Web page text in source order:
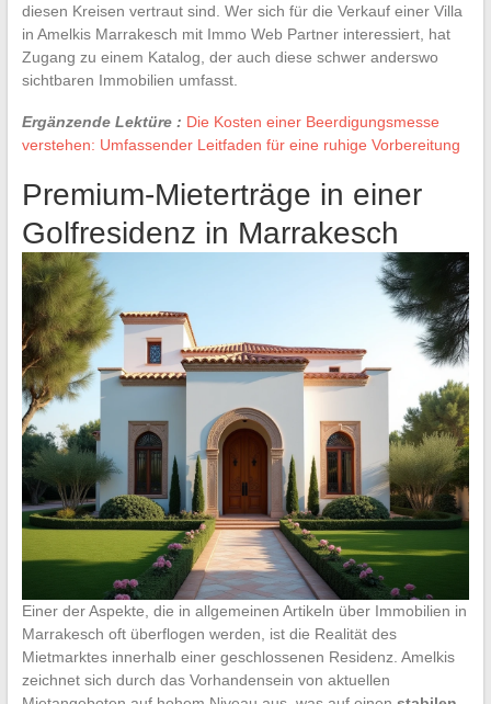
diesen Kreisen vertraut sind. Wer sich für die Verkauf einer Villa
in Amelkis Marrakesch mit Immo Web Partner interessiert, hat
Zugang zu einem Katalog, der auch diese schwer anderswo
sichtbaren Immobilien umfasst.
Ergänzende Lektüre : Die Kosten einer Beerdigungsmesse
verstehen: Umfassender Leitfaden für eine ruhige Vorbereitung
Premium-Mieterträge in einer
Golfresidenz in Marrakesch
Einer der Aspekte, die in allgemeinen Artikeln über Immobilien in
Marrakesch oft überflogen werden, ist die Realität des
Mietmarktes innerhalb einer geschlossenen Residenz. Amelkis
zeichnet sich durch das Vorhandensein von aktuellen